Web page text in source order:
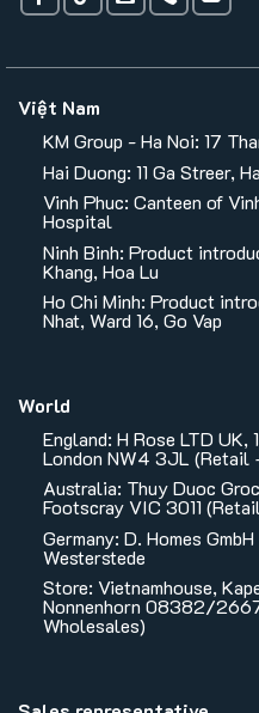
Việt Nam
KM Group - Ha Noi: 17
Hai Duong: 11 Ga Streer,
Vinh Phuc: Canteen of
Hospital
Ninh Binh: Product
Khang, Hoa Lu
Ho Chi Minh: Product
Nhat, Ward 16, Go Vap
World
England: H Rose LTD UK,
London NW4 3JL (Retail
Australia: Thuy Duoc
Footscray VIC 3011
Germany: D. Homes
Westerstede
Store: Vietnamhouse,
Nonnenhorn 08382/
Wholesales)